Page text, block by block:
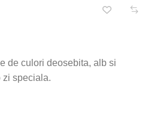
de culori deosebita, alb si
zi speciala.